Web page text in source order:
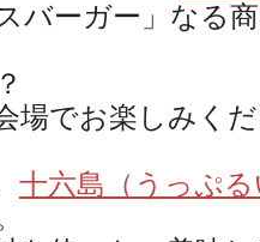
バーガー」なる
場でお楽しみく
十六島（うっぷ